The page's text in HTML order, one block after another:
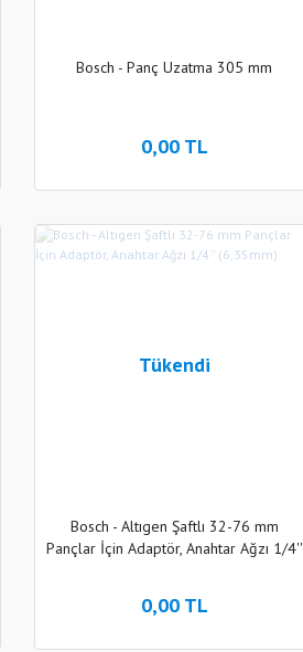
Bosch - Panç Uzatma 305 mm
0,00 TL
Tükendi
Bosch - Altıgen Şaftlı 32-76 mm
Pançlar İçin Adaptör, Anahtar Ağzı 1/4''
0,00 TL